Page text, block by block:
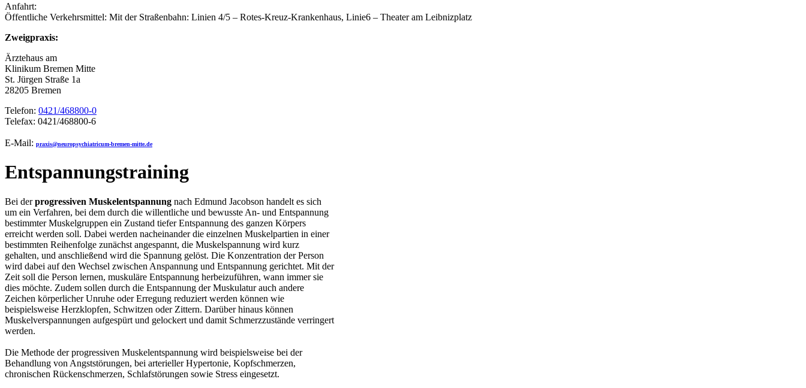
Anfahrt:
Öffentliche Verkehrsmittel: Mit der Straßenbahn: Linien 4/5 – Rotes-Kreuz-Krankenhaus, Linie6 – Theater am Leibnizplatz
Zweigpraxis:
Ärztehaus am
Klinikum Bremen Mitte
St. Jürgen Straße 1a
28205 Bremen
Telefon: 0421/468800-0
Telefax: 0421/468800-6
E-Mail: praxis@neuropsychiatricum-bremen-mitte.de
Entspannungstraining
Bei derprogressiven Muskelentspannung nach Edmund Jacobson handelt es sich
um ein Verfahren, bei dem durch die willentliche und bewusste An- und Entspannung
bestimmter Muskelgruppen ein Zustand tiefer Entspannung des ganzen Körpers
erreicht werden soll. Dabei werden nacheinander die einzelnen Muskelpartien in einer
bestimmten Reihenfolge zunächst angespannt, die Muskelspannung wird kurz
gehalten, und anschließend wird die Spannung gelöst. Die Konzentration der Person
wird dabei auf den Wechsel zwischen Anspannung und Entspannung gerichtet. Mit der
Zeit soll die Person lernen, muskuläre Entspannung herbeizuführen, wann immer sie
dies möchte. Zudem sollen durch die Entspannung der Muskulatur auch andere
Zeichen körperlicher Unruhe oder Erregung reduziert werden können wie
beispielsweise Herzklopfen, Schwitzen oder Zittern. Darüber hinaus können
Muskelverspannungen aufgespürt und gelockert und damit Schmerzzustände verringert
werden.
Die Methode der progressiven Muskelentspannung wird beispielsweise bei der
Behandlung von Angststörungen, bei arterieller Hypertonie, Kopfschmerzen,
chronischen Rückenschmerzen, Schlafstörungen sowie Stress eingesetzt.